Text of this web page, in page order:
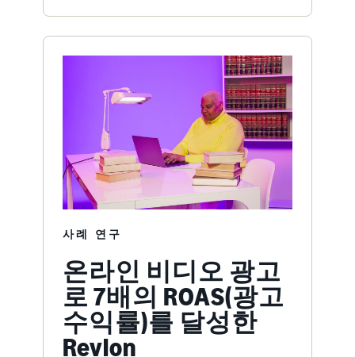
사례 연구
온라인 비디오 광고
로 7배의 ROAS(광고
수익률)를 달성한
Revlon